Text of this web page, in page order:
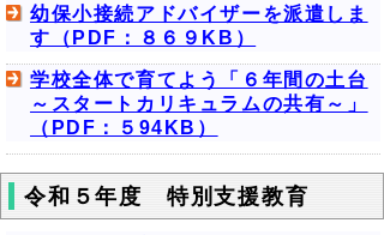
幼保小接続アドバイザーを派遣しま
す（PDF：８６９KB）
学校全体で育てよう「６年間の土台
～スタートカリキュラムの共有～」
（PDF：５94KB）
令和５年度 特別支援教育